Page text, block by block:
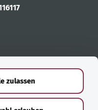
zulassen